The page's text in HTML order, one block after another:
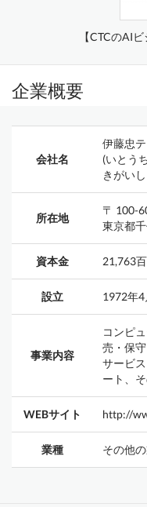
【CTCのAI
企業概要
会社名
伊藤忠
(いとう
きがい
所在地
〒 100-
東京都
資本金 21,763
設立 1972年4
事業内容
コンピ
売・保
サービ
ート、
WEBサイト http://
業種 その他